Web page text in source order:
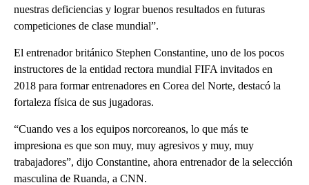
nuestras deficiencias y lograr buenos resultados en futuras
competiciones de clase mundial”.
El entrenador británico Stephen Constantine, uno de los pocos
instructores de la entidad rectora mundial FIFA invitados en
2018 para formar entrenadores en Corea del Norte, destacó la
fortaleza física de sus jugadoras.
“Cuando ves a los equipos norcoreanos, lo que más te
impresiona es que son muy, muy agresivos y muy, muy
trabajadores”, dijo Constantine, ahora entrenador de la selección
masculina de Ruanda, a CNN.